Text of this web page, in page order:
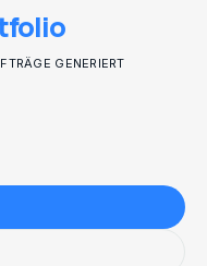
GENERIERT